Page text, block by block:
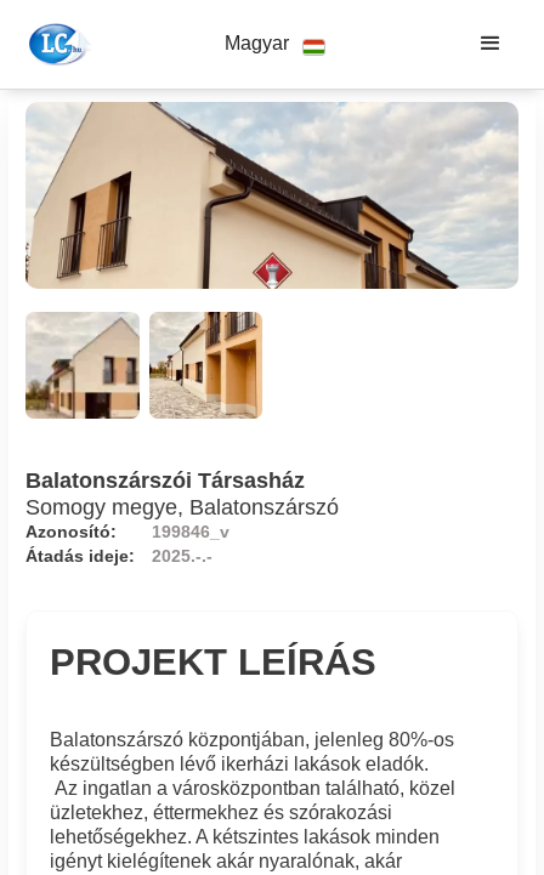
Magyar
Balatonszárszói Társasház
Somogy megye, Balatonszárszó
Azonosító:
199846_v
Átadás ideje:
2025.-.-
PROJEKT LEÍRÁS
Balatonszárszó központjában, jelenleg 80%-os
készültségben lévő ikerházi lakások eladók.
Az ingatlan a városközpontban található, közel
üzletekhez, éttermekhez és szórakozási
lehetőségekhez. A kétszintes lakások minden
igényt kielégítenek akár nyaralónak, akár